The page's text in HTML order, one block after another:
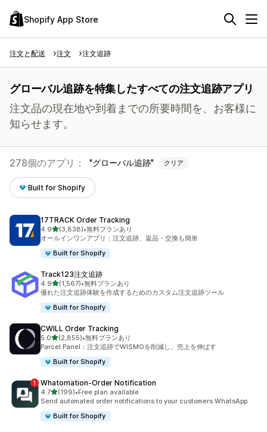
Shopify App Store
注文と配送 注文 注文追跡
グローバル追跡を特集したすべての注文追跡アプリ
注文品の現在地や到着までの所要時間を、お客様に
知らせます。
278個のアプリ： グローバル追跡 クリア
Built for Shopify
17TRACK Order Tracking
4.95つ星中
(3,838)
合計レビュー数：3838件
•無料プランあり
オールインワンアプリ：注文追跡、返品・交換も簡単
Built for Shopify
Track123注文追跡
4.95つ星中
(1,567)
合計レビュー数：1567件
•無料プランあり
優れた注文追跡体験を作成するためのカスタム注文追跡ツール
Built for Shopify
CWILL Order Tracking
5.05つ星中
(2,855)
合計レビュー数：2855件
•無料プランあり
Parcel Panel：注文追跡でWISMOを削減し、売上を伸ばす
Built for Shopify
Whatomation‑Order Notification
4.75つ星中
(199)
合計レビュー数：199件
•Free plan available
Send automated order notifications to your customers WhatsApp.
Built for Shopify